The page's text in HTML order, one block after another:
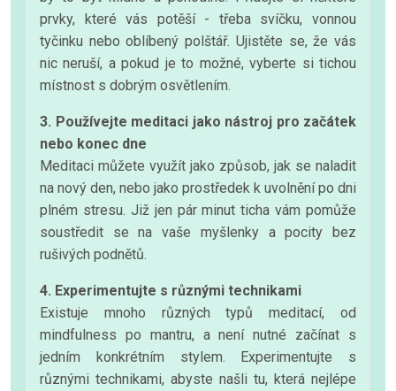
prvky, které vás potěší - třeba svíčku, vonnou
tyčinku nebo oblíbený polštář. Ujistěte se, že vás
nic neruší, a pokud je to možné, vyberte si tichou
místnost s dobrým osvětlením.
3. Používejte meditaci jako nástroj pro začátek
nebo konec dne
Meditaci můžete využít jako způsob, jak se naladit
na nový den, nebo jako prostředek k uvolnění po dni
plném stresu. Již jen pár minut ticha vám pomůže
soustředit se na vaše myšlenky a pocity bez
rušivých podnětů.
4. Experimentujte s různými technikami
Existuje mnoho různých typů meditací, od
mindfulness po mantru, a není nutné začínat s
jedním konkrétním stylem. Experimentujte s
různými technikami, abyste našli tu, která nejlépe